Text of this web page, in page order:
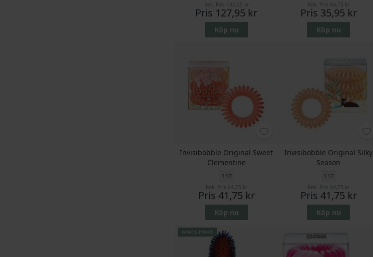
Rek. Pris 185,25 kr
Pris 127,95 kr
Köp nu
Rek. Pris 64,75 kr
Pris 35,95 kr
Köp nu
Invisibobble Original Sweet
Clementine
3 ST
Rek. Pris 64,75 kr
Pris 41,75 kr
Köp nu
Invisibobble Original Silky
Season
3 ST
Rek. Pris 64,75 kr
Pris 41,75 kr
Köp nu
GRATIS FRAKT